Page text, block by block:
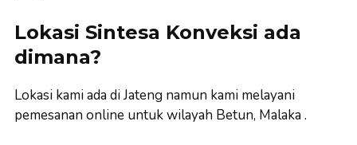
Lokasi Sintesa Konveksi ada
dimana?
Lokasi kami ada di Jateng namun kami melayani
pemesanan online untuk wilayah Betun, Malaka .